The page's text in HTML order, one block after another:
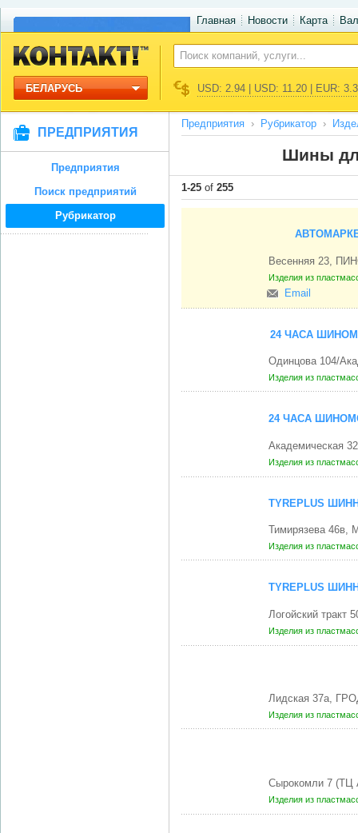
Главная Новости Карта
БЕЛАРУСЬ USD: 2.94 | USD: 11.20 | EUR:
ПРЕДПРИЯТИЯ
Предприятия
Поиск предприятий
Рубрикатор
Предприятия Рубрикатор
Шины
1-25 of 255
Весенняя 23,
Изделия из
Email
24 ЧАСА
Одинцова 104/
Изделия из
24 ЧАСА
Академическая
Изделия из
TYREPLUS
Тимирязева 46в,
Изделия из
TYREPLUS
Логойский тракт
Изделия из
Лидская 37а,
Изделия из
Сырокомли 7 (ТЦ
Изделия из